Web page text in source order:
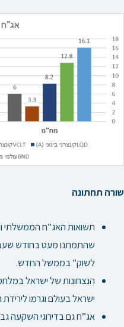
שורה תחתונה
תשואות האג”ח הממשלתי
שהתמתנו מעט בחודש
לשוק” בממשל החדש.
הנצחונות של ישראל
ישראל בעולם וגרמו
אג”ח גם בדירוגי השקעה